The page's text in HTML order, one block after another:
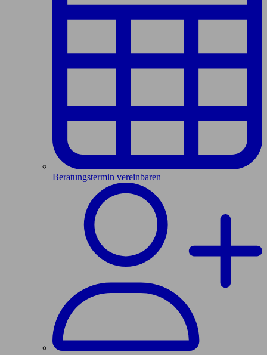
Beratungstermin vereinbaren